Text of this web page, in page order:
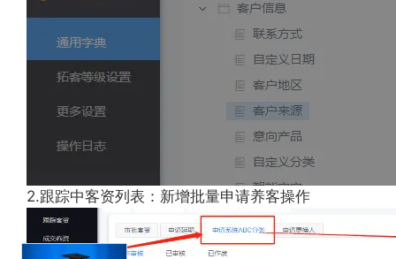
2.跟踪中客资列表： 新增批量申请养客操作